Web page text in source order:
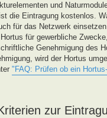
und
die Eintragung kostenlos.
für das Netzwerk
für gewerbliche
Genehmigung des
wird der Hortus
"FAQ: Prüfen ob ein
zur